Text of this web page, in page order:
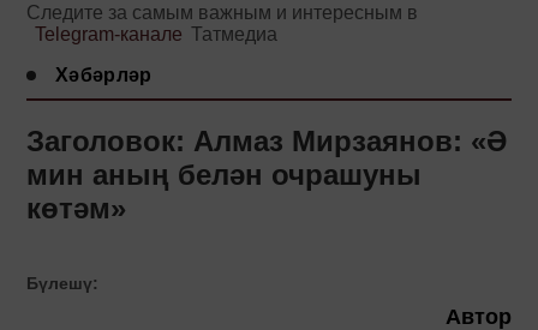
Следите за самым важным и интересным в
Telegram-канале Татмедиа
Хәбәрләр
Заголовок: Алмаз Мирзаянов: «Ә
мин аның белән очрашуны
көтәм»
Бүлешү:
Автор